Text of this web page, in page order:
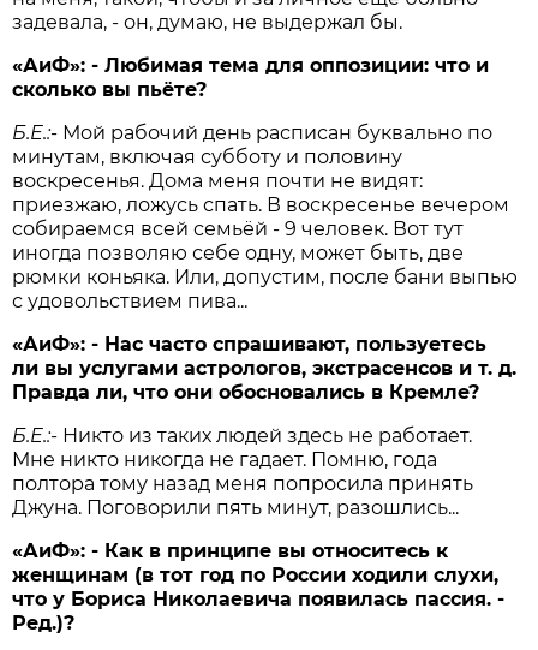
задевала, - он, думаю, не выдержал бы.
«АиФ»: - Любимая тема для оппозиции: что и
сколько вы пьёте?
Б.Е.:- Мой рабочий день расписан буквально по
минутам, включая субботу и половину
воскресенья. Дома меня почти не видят:
приезжаю, ложусь спать. В воскресенье вечером
собираемся всей семьёй - 9 человек. Вот тут
иногда позволяю себе одну, может быть, две
рюмки коньяка. Или, допустим, после бани выпью
с удовольствием пива...
«АиФ»:- Нас часто спрашивают, пользуетесь
ли вы услугами астрологов, экстрасенсов и т. д.
Правда ли, что они обосновались в Кремле?
Б.Е.:- Никто из таких людей здесь не работает.
Мне никто никогда не гадает. Помню, года
полтора тому назад меня попросила принять
Джуна. Поговорили пять минут, разошлись...
«АиФ»:- Как в принципе вы относитесь к
женщинам (в тот год по России ходили слухи,
что у Бориса Николаевича появилась пассия. -
Ред.)?